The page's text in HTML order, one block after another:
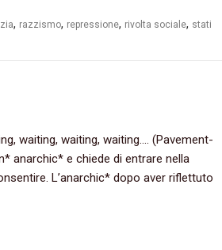
, razzismo, repressione, rivolta sociale, stati
waiting, waiting, waiting…. (Pavement-
anarchic* e chiede di entrare nella
L’anarchic* dopo aver riflettuto